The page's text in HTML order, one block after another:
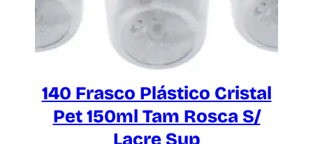
140 Frasco Plástico Cristal
Pet 150ml Tam Rosca S/
Lacre Sup